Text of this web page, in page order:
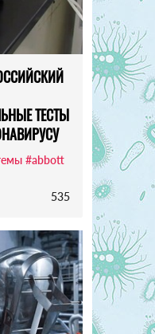
ТЕСТЫ
#abbott
535